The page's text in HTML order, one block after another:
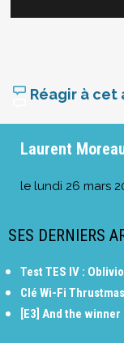
Réagir à cet
Laurent
le lundi 26 mars
SES DERNIERS
Test TES IV :
Clé Wi-Fi
[E3] And the